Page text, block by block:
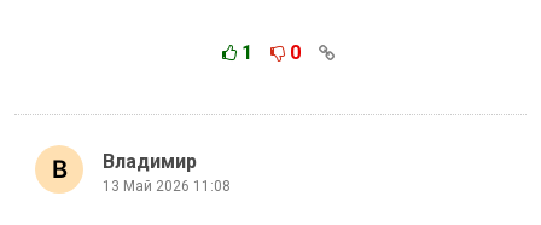
1 0
Владимир
13 Май 2026 11:08